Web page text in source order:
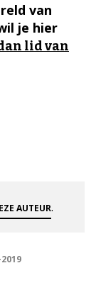
van
je hier
lid van
AUTEUR.
2019